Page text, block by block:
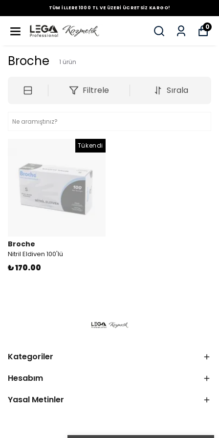
TÜM İLLERE 1000 TL VE ÜZERİ ÜCRETSİZ KARGO!
0
Broche 1 ürün
Filtrele Sırala
Tükendi
Broche
Nitril Eldiven 100'lü
₺ 170.00
Kategoriler
Hesabım
Yasal Metinler